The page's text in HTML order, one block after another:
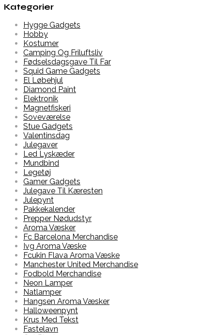
Kategorier
Hygge Gadgets
Hobby
Kostumer
Camping Og Friluftsliv
Fødselsdagsgave Til Far
Squid Game Gadgets
El Løbehjul
Diamond Paint
Elektronik
Magnetfiskeri
Soveværelse
Stue Gadgets
Valentinsdag
Julegaver
Led Lyskæder
Mundbind
Legetøj
Gamer Gadgets
Julegave Til Kæresten
Julepynt
Pakkekalender
Prepper Nødudstyr
Aroma Væsker
Fc Barcelona Merchandise
Ivg Aroma Væske
Fcukin Flava Aroma Væske
Manchester United Merchandise
Fodbold Merchandise
Neon Lamper
Natlamper
Hangsen Aroma Væsker
Halloweenpynt
Krus Med Tekst
Fastelavn